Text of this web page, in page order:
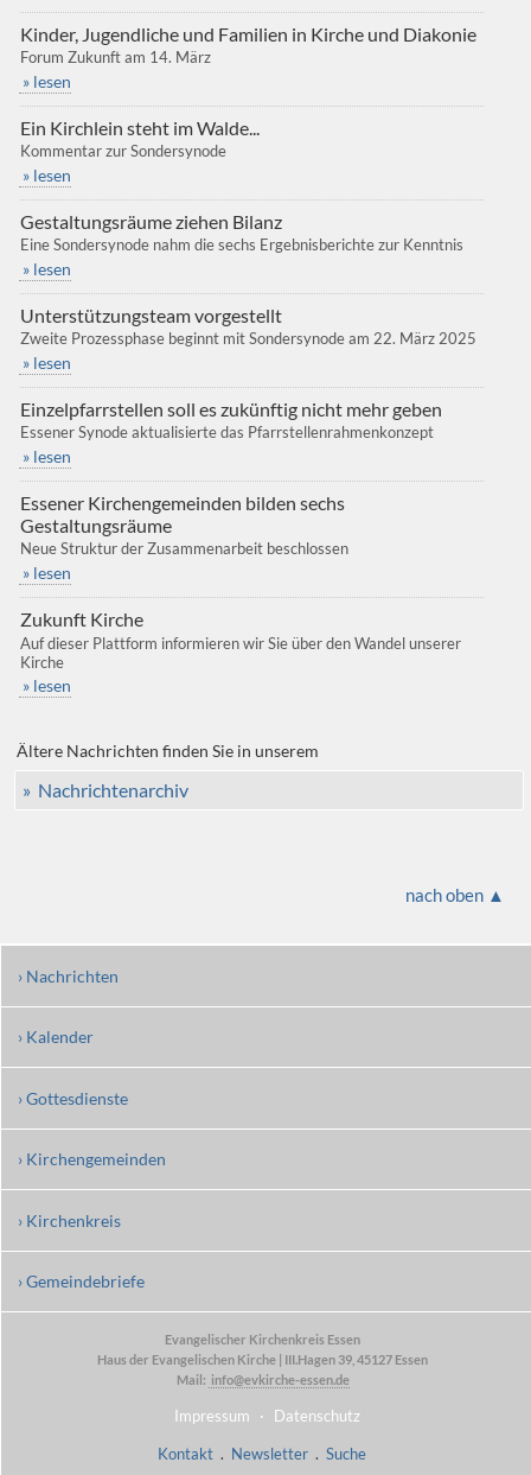
Kinder, Jugendliche und Familien in Kirche und Diakonie
Forum Zukunft am 14. März
» lesen
Ein Kirchlein steht im Walde...
Kommentar zur Sondersynode
» lesen
Gestaltungsräume ziehen Bilanz
Eine Sondersynode nahm die sechs Ergebnisberichte zur Kenntnis
» lesen
Unterstützungsteam vorgestellt
Zweite Prozessphase beginnt mit Sondersynode am 22. März 2025
» lesen
Einzelpfarrstellen soll es zukünftig nicht mehr geben
Essener Synode aktualisierte das Pfarrstellenrahmenkonzept
» lesen
Essener Kirchengemeinden bilden sechs
Gestaltungsräume
Neue Struktur der Zusammenarbeit beschlossen
» lesen
Zukunft Kirche
Auf dieser Plattform informieren wir Sie über den Wandel unserer
Kirche
» lesen
Ältere Nachrichten finden Sie in unserem
» Nachrichtenarchiv
nach oben ▲
› Nachrichten
› Kalender
› Gottesdienste
› Kirchengemeinden
› Kirchenkreis
› Gemeindebriefe
Evangelischer Kirchenkreis Essen
Haus der Evangelischen Kirche | III.Hagen 39, 45127 Essen
Mail: info@evkirche-essen.de
Impressum ·
Datenschutz
Kontakt . Newsletter .Suche